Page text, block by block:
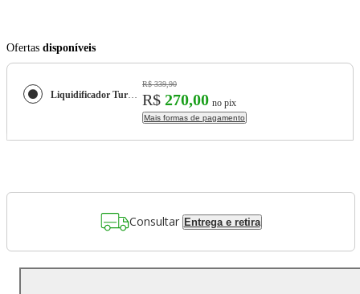
Ofertas disponíveis
Liquidificador Turbo Glass Jarra de Vidro Mondial Preto e Inox 1400W L-1400 GI
R$ 339,90
R$ 270,00 no pix
Mais formas de pagamento
Consultar Entrega e retira